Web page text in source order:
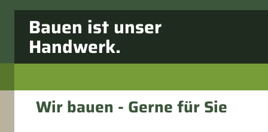
Bauen ist unser
Handwerk.
Wir bauen - Gerne für Sie